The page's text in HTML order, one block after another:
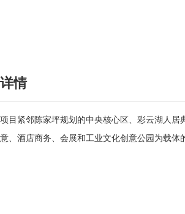
详情
项目紧邻陈家坪规划的中央核心区、彩云湖人
意、酒店商务、会展和工业文化创意公园为载体